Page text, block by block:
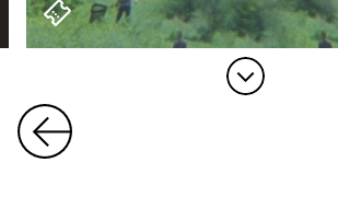
71 min